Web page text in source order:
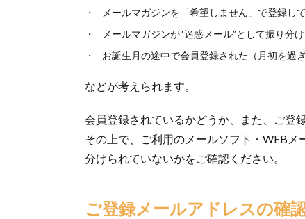
メールマガジンを「希望しません」で登録し
メールマガジンが“迷惑メール”として振り分
お誕生月の途中で会員登録された（月初を過
などが考えられます。
会員登録されているかどうか、また、ご登
その上で、ご利用のメールソフト・WEB
分けられていないかをご確認ください。
ご登録メールアドレスの